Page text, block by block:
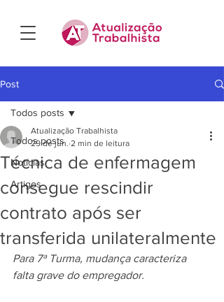
Post
Todos posts
Notícias
Artigos
Todos posts
Técnica de enfermagem
consegue rescindir
contrato após ser
transferida unilateralmente
Atualização Trabalhista
29 de jun. 2 min de leitura
Para 7ª Turma, mudança caracteriza
falta grave do empregador.